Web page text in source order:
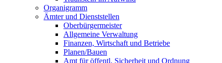
Organigramm
Ämter und Dienststellen
Oberbürgermeister
Allgemeine Verwaltung
Finanzen, Wirtschaft und Betriebe
Planen/Bauen
Amt für öffentl. Sicherheit und Ordnung